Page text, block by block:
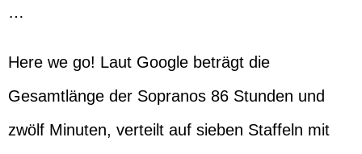
…
Here we go! Laut Google beträgt die
Gesamtlänge der Sopranos 86 Stunden und
zwölf Minuten, verteilt auf sieben Staffeln mit